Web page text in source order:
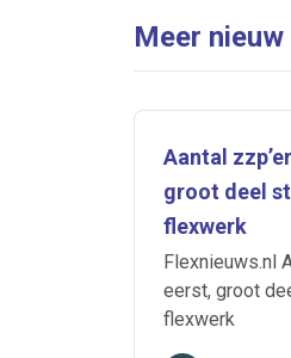
Meer
Aantal
groot deel
flexwerk
Flexnieuws.nl
eerst, groot
flexwerk